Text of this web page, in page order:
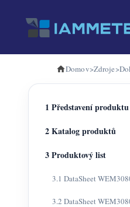
Domov>Zdroje>
1 Představení produktu
2 Katalog produktů
3 Produktový list
3.1 DataSheet
3.2 DataSheet